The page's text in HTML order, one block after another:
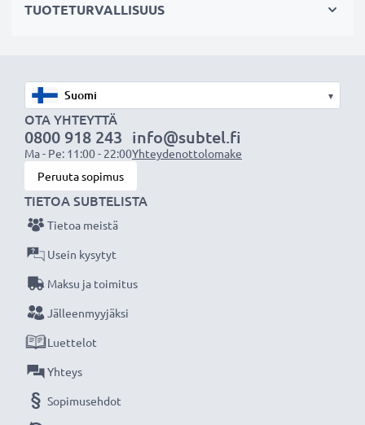
Älä missaa kuvauksellista hetkeä CELLONIC LCD-
laturin ansiosta, 3 vuoden takuu!
TUOTETURVALLISUUS
▾
OTA YHTEYTTÄ
0800 918 243
Ma - Pe: 11:00 - 22:00
info@subtel.fi
Yhteydenottolomake
Peruuta sopimus
TIETOA SUBTELISTA
Tietoa meistä
Usein kysytyt
Maksu ja toimitus
Jälleenmyyjäksi
Luettelot
Yhteys
Sopimusehdot